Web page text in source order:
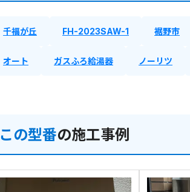
千福が丘 FH-2023SAW-1 裾野市
オート ガスふろ給湯器 ノーリツ
この型番の施工事例